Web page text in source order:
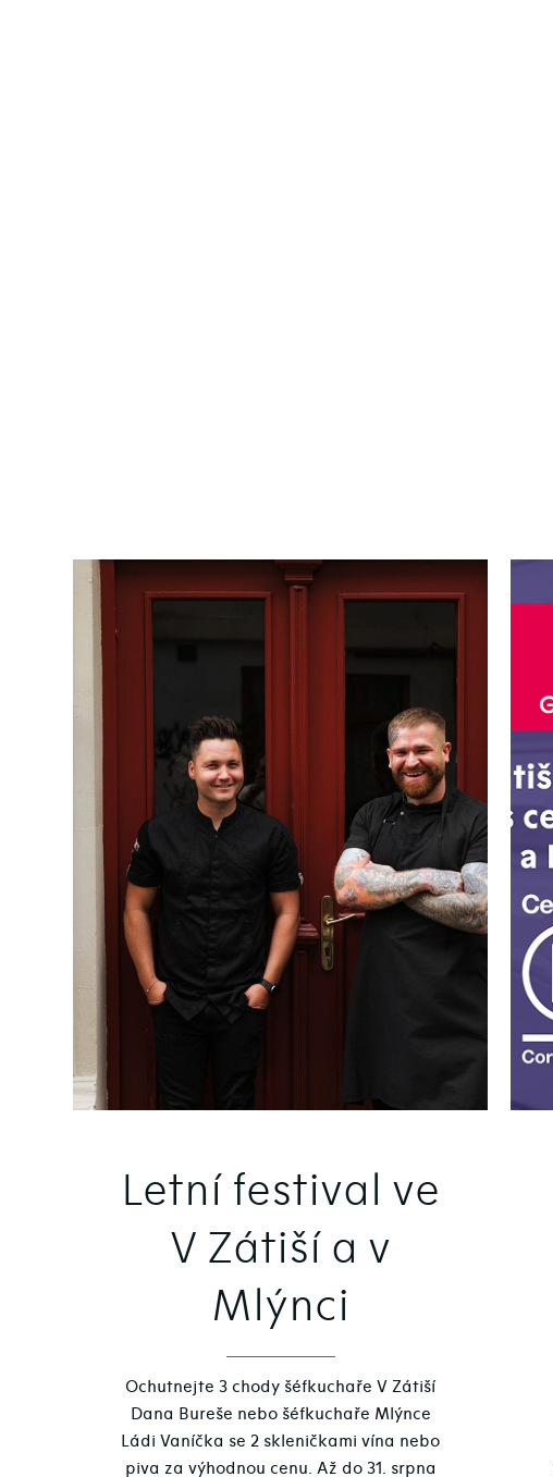
Letní festival ve
V Zátiší a v
Mlýnci
Ochutnejte 3 chody šéfkuchaře V Zátiší
Dana Bureše nebo šéfkuchaře Mlýnce
Ládi Vaníčka se 2 skleničkami vína nebo
piva za výhodnou cenu. Až do 31. srpna